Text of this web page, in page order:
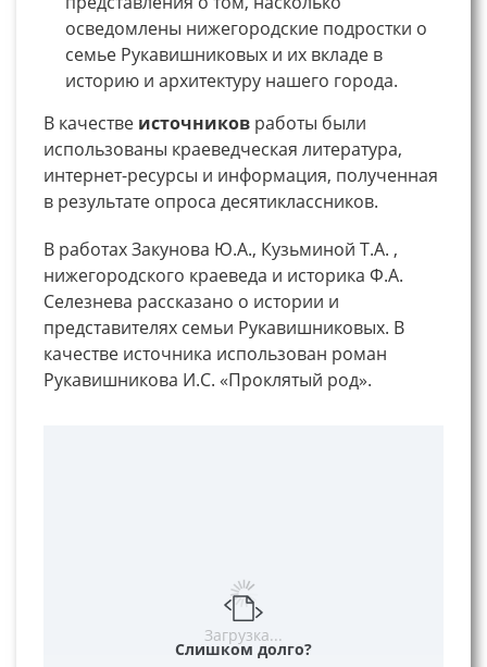
осведомлены нижегородские подростки о
семье Рукавишниковых и их вкладе в
историю и архитектуру нашего города.
В качестве источников работы были
использованы краеведческая литература,
интернет-ресурсы и информация, полученная
в результате опроса десятиклассников.
В работах Закунова Ю.А., Кузьминой Т.А. ,
нижегородского краеведа и историка Ф.А.
Селезнева рассказано о истории и
представителях семьи Рукавишниковых. В
качестве источника использован роман
Рукавишникова И.С. «Проклятый род».
Загрузка...
Слишком долго?